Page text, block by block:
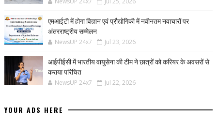
एमआईटी में होगा विज्ञान एवं प्रौद्योगिकी में नवीनतम नवाचारों पर
अंतरराष्ट्रीय सम्मेलन
NewsUP 24x7 Jul 23, 2026
आईपीईसी में भारतीय वायुसेना की टीम ने छात्रों को करियर के अवसरों से
कराया परिचित
NewsUP 24x7 Jul 22, 2026
YOUR ADS HERE